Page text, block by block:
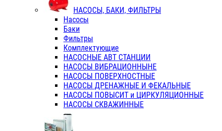
НАСОСЫ, БАКИ, ФИЛЬТРЫ
Насосы
Баки
Фильтры
Комплектующие
НАСОСНЫЕ АВТ СТАНЦИИ
НАСОСЫ ВИБРАЦИОННЫНЕ
НАСОСЫ ПОВЕРХНОСТНЫЕ
НАСОСЫ ДРЕНАЖНЫЕ И ФЕКАЛЬНЫЕ
НАСОСЫ ПОВЫСИТ и ЦИРКУЛЯЦИОННЫЕ
НАСОСЫ СКВАЖИННЫЕ